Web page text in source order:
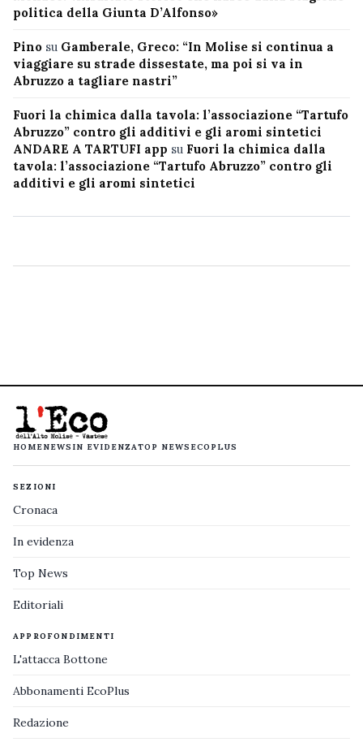
politica della Giunta D’Alfonso»
Pino su Gamberale, Greco: “In Molise si continua a
viaggiare su strade dissestate, ma poi si va in
Abruzzo a tagliare nastri”
Fuori la chimica dalla tavola: l’associazione “Tartufo
Abruzzo” contro gli additivi e gli aromi sintetici
ANDARE A TARTUFI app su Fuori la chimica dalla
tavola: l’associazione “Tartufo Abruzzo” contro gli
additivi e gli aromi sintetici
HOMENEWS IN EVIDENZATOP NEWS ECOPLUS
SEZIONI
Cronaca
In evidenza
Top News
Editoriali
APPROFONDIMENTI
L'attacca Bottone
Abbonamenti EcoPlus
Redazione